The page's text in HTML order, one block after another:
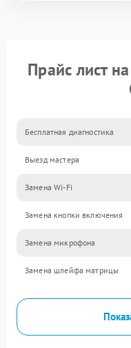
Прайс лист
Бесплатная диагностика
Выезд мастера
Замена Wi-Fi
Замена кнопки включения
Замена микрофона
Замена шлейфа матрицы